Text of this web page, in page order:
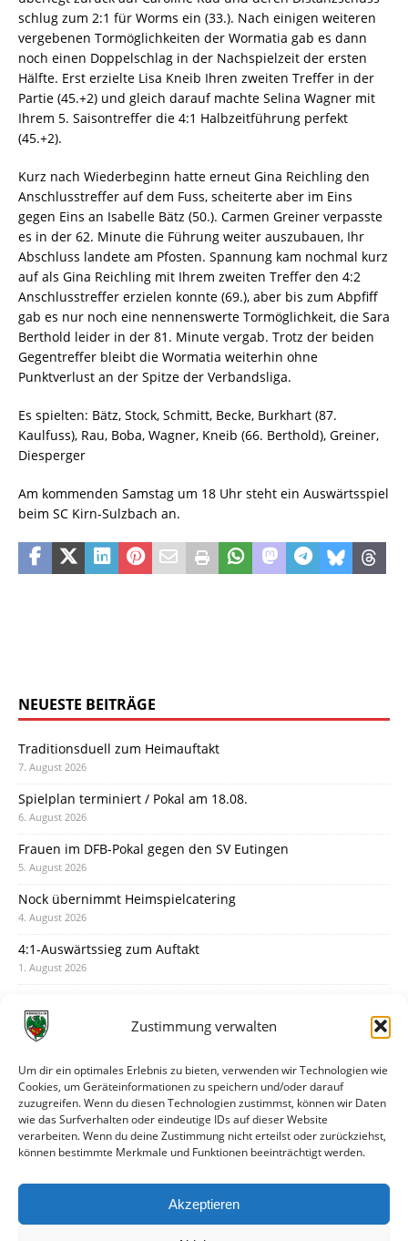
Zustimmung verwalten
Um dir ein optimales Erlebnis zu bieten, verwenden wir Technologien wie
Cookies, um Geräteinformationen zu speichern und/oder darauf
zuzugreifen. Wenn du diesen Technologien zustimmst, können wir Daten
wie das Surfverhalten oder eindeutige IDs auf dieser Website
verarbeiten. Wenn du deine Zustimmung nicht erteilst oder zurückziehst,
können bestimmte Merkmale und Funktionen beeinträchtigt werden.
Akzeptieren
schlug zum 2:1 für Worms ein (33.). Nach einigen weiteren
vergebenen Tormöglichkeiten der Wormatia gab es dann
noch einen Doppelschlag in der Nachspielzeit der ersten
Hälfte. Erst erzielte Lisa Kneib Ihren zweiten Treffer in der
Partie (45.+2) und gleich darauf machte Selina Wagner mit
Ihrem 5. Saisontreffer die 4:1 Halbzeitführung perfekt
(45.+2).
Kurz nach Wiederbeginn hatte erneut Gina Reichling den
Anschlusstreffer auf dem Fuss, scheiterte aber im Eins
gegen Eins an Isabelle Bätz (50.). Carmen Greiner verpasste
es in der 62. Minute die Führung weiter auszubauen, Ihr
Abschluss landete am Pfosten. Spannung kam nochmal kurz
auf als Gina Reichling mit Ihrem zweiten Treffer den 4:2
Anschlusstreffer erzielen konnte (69.), aber bis zum Abpfiff
gab es nur noch eine nennenswerte Tormöglichkeit, die Sara
Berthold leider in der 81. Minute vergab. Trotz der beiden
Gegentreffer bleibt die Wormatia weiterhin ohne
Punktverlust an der Spitze der Verbandsliga.
Es spielten: Bätz, Stock, Schmitt, Becke, Burkhart (87.
Kaulfuss), Rau, Boba, Wagner, Kneib (66. Berthold), Greiner,
Diesperger
Am kommenden Samstag um 18 Uhr steht ein Auswärtsspiel
beim SC Kirn-Sulzbach an.
NEUESTE BEITRÄGE
Traditionsduell zum Heimauftakt
7. August 2026
Spielplan terminiert / Pokal am 18.08.
6. August 2026
Frauen im DFB-Pokal gegen den SV Eutingen
5. August 2026
Nock übernimmt Heimspielcatering
4. August 2026
4:1-Auswärtssieg zum Auftakt
1. August 2026
31. Juli 2026
30. Juli 2026
Deine Spielminute: 89+1
28. Juli 2026
Neuer Rückensponsor
Neue Podcast-Folge: So tickt Björn!
27. Juli 2026